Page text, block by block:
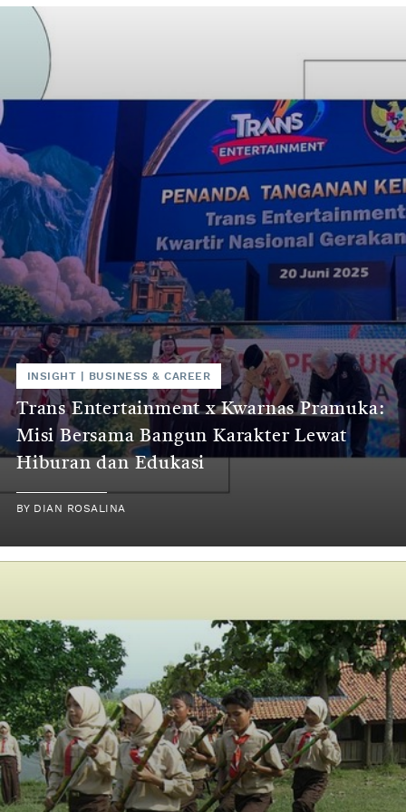
INSIGHT BUSINESS & CAREER
Trans Entertainment x Kwarnas Pramuka:
Misi Bersama Bangun Karakter Lewat
Hiburan dan Edukasi
BY DIAN ROSALINA